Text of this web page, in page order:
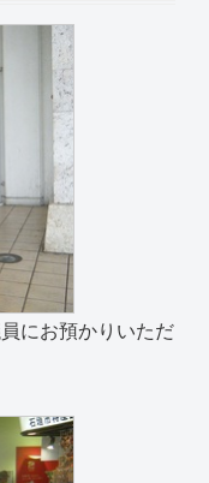
にお預かりいただ